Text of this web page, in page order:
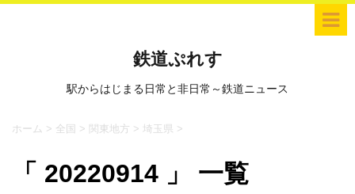
鉄道ぷれす
駅からはじまる日常と非日常～鉄道ニュース
ホーム > 全国 > 関東地方 > 埼玉県 >
「 20220914 」 一覧